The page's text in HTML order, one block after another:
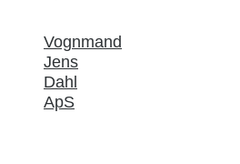
Vognmand
Jens
Dahl
ApS